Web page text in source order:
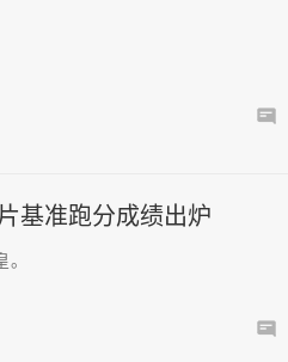
基准跑分成绩出炉